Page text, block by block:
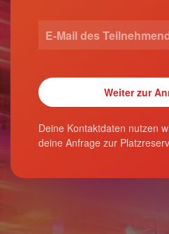
Deine Kontaktdaten nutzen
deine Anfrage zur